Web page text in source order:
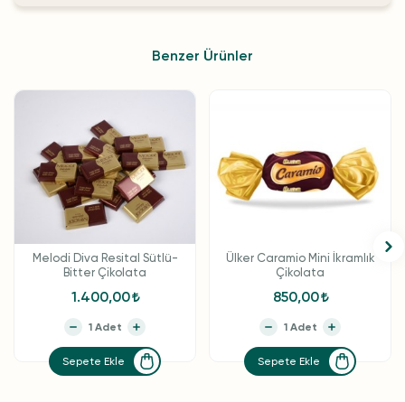
Benzer Ürünler
Melodi Diva Resital Sütlü-
Bitter Çikolata
1.400,00
Sepete Ekle
Ülker Caramio Mini İkramlık
Çikolata
850,00
Sepete Ekle